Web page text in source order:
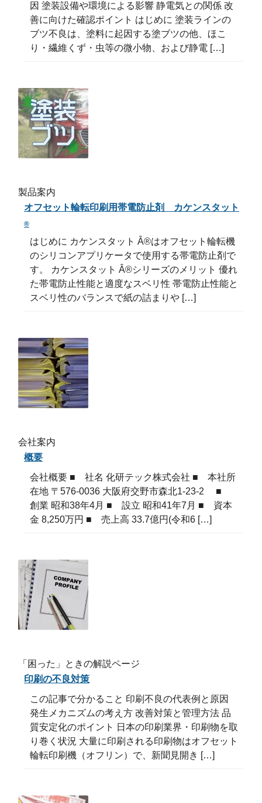
因 塗装設備や環境による影響 静電気との関係 改
善に向けた確認ポイント はじめに 塗装ラインの
ブツ不良は、塗料に起因する塗ブツの他、ほこ
り・繊維くず・虫等の微小物、および静電 […]
製品案内
オフセット輪転印刷用帯電防止剤 カケンスタット
®
はじめに カケンスタット Â®はオフセット輪転機
のシリコンアプリケータで使用する帯電防止剤で
す。 カケンスタット Â®シリーズのメリット 優れ
た帯電防止性能と適度なスベリ性 帯電防止性能と
スベリ性のバランスで紙の詰まりや […]
会社案内
概要
会社概要 ■ 社名 化研テック株式会社 ■ 本社所
在地 〒576-0036 大阪府交野市森北1-23-2 ■
創業 昭和38年4月 ■ 設立 昭和41年7月 ■ 資本
金 8,250万円 ■ 売上高 33.7億円(令和6 […]
「困った」ときの解説ページ
印刷の不良対策
この記事で分かること 印刷不良の代表例と原因
発生メカニズムの考え方 改善対策と管理方法 品
質安定化のポイント 日本の印刷業界・印刷物を取
り巻く状況 大量に印刷される印刷物はオフセット
輪転印刷機（オフリン）で、新聞見開き […]